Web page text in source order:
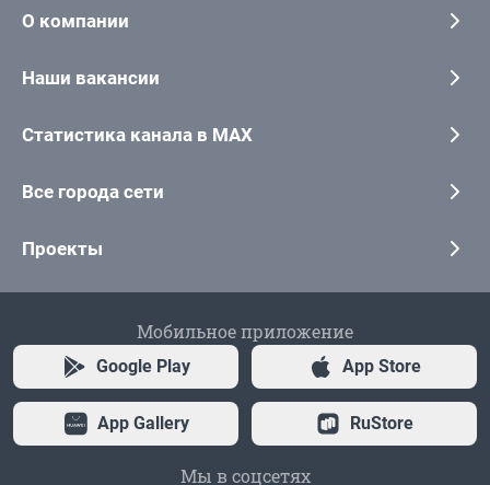
О компании
Наши вакансии
Статистика канала в MAX
Все города сети
Проекты
Мобильное приложение
Google Play App Store
App Gallery RuStore
Мы в соцсетях